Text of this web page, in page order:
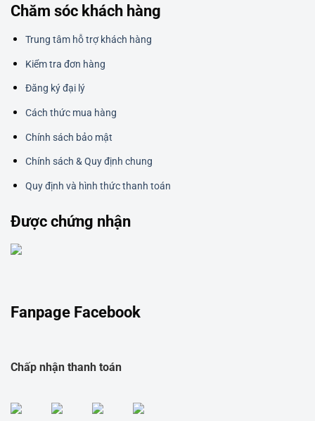
Chăm sóc khách hàng
Trung tâm hỗ trợ khách hàng
Kiểm tra đơn hàng
Đăng ký đại lý
Cách thức mua hàng
Chính sách bảo mật
Chính sách & Quy định chung
Quy định và hình thức thanh toán
Được chứng nhận
Fanpage Facebook
Chấp nhận thanh toán